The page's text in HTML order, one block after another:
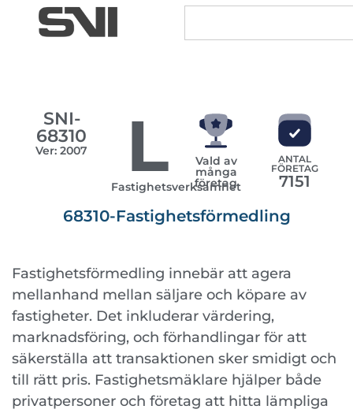
SNI-
68310
Ver: 2007 L
Fastighetsverksamhet
Vald av
många
företag
ANTAL
FÖRETAG
7151
68310-Fastighetsförmedling
Fastighetsförmedling innebär att agera
mellanhand mellan säljare och köpare av
fastigheter. Det inkluderar värdering,
marknadsföring, och förhandlingar för att
säkerställa att transaktionen sker smidigt och
till rätt pris. Fastighetsmäklare hjälper både
privatpersoner och företag att hitta lämpliga